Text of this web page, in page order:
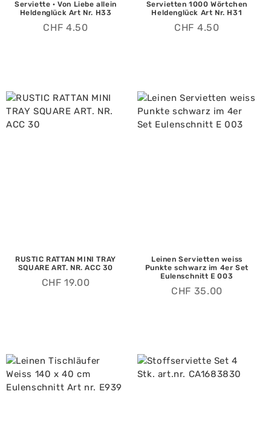
Serviette · Von Liebe allein
Heldenglück Art Nr. H33
CHF 4.50
Servietten 1000 Wörtchen
Heldenglück Art Nr. H31
CHF 4.50
RUSTIC RATTAN MINI TRAY
SQUARE ART. NR. ACC 30
CHF 19.00
Leinen Servietten weiss
Punkte schwarz im 4er Set
Eulenschnitt E 003
CHF 35.00